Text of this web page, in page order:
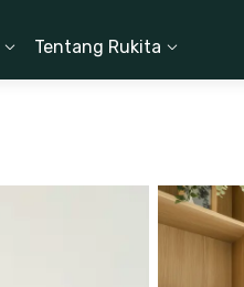
Tentang Rukita